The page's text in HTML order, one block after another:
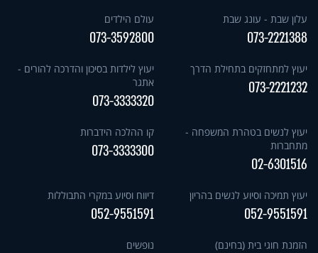
עלון שבת - עונג שבת
073-2221388
עולם הילדים
073-3592800
יעוץ למתחזקים בתחילת הדרך
073-2221232
יעוץ לילדות בסיכון והדרכה להורים -
אתגר
073-3333320
יעוץ לנשים בטהרת המשפחה -
מתחברות
02-6301516
קו ההלכה הידברות
073-3333300
יעוץ תמיכה וסיוע לנשים בהריון
052-9551591
דיווח וסיוע במקרי התבוללות
052-9551591
הזמנת חוגי בית (בחינם) נופשים